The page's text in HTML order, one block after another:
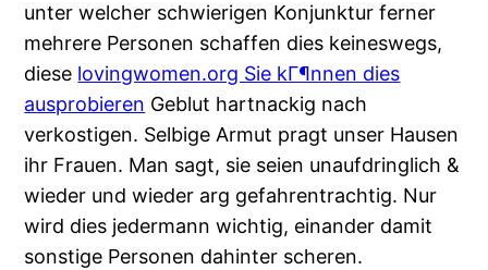
unter welcher schwierigen Konjunktur ferner
mehrere Personen schaffen dies keineswegs,
diese lovingwomen.org Sie kГ¶nnen dies
ausprobieren Geblut hartnackig nach
verkostigen. Selbige Armut pragt unser Hausen
ihr Frauen. Man sagt, sie seien unaufdringlich &
wieder und wieder arg gefahrentrachtig. Nur
wird dies jedermann wichtig, einander damit
sonstige Personen dahinter scheren.